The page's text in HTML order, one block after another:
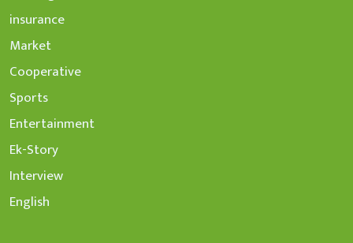
insurance
Market
Cooperative
Sports
Entertainment
Ek-Story
Interview
English